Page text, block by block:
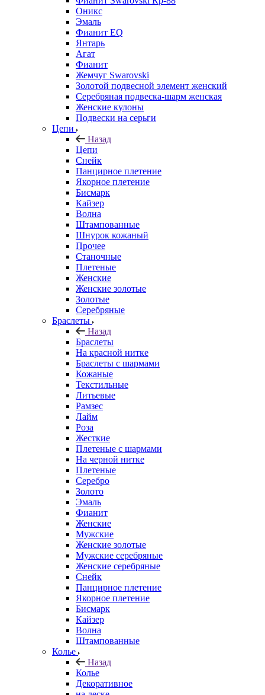
Оникс
Эмаль
Фианит EQ
Янтарь
Агат
Фианит
Жемчуг Swarovski
Золотой подвесной элемент женcкий
Серебряная подвеска-шарм женская
Женские кулоны
Подвески на серьги
Цепи
Назад
Цепи
Снейк
Панцирное плетение
Якорное плетение
Бисмарк
Кайзер
Волна
Штампованные
Шнурок кожаный
Прочее
Станочные
Плетеные
Женские
Женские золотые
Золотые
Серебряные
Браслеты
Назад
Браслеты
На красной нитке
Браслеты с шармами
Кожаные
Текстильные
Литьевые
Рамзес
Лайм
Роза
Жесткие
Плетеные с шармами
На черной нитке
Плетеные
Серебро
Золото
Эмаль
Фианит
Женские
Мужские
Женские золотые
Мужские серебряные
Женские серебряные
Снейк
Панцирное плетение
Якорное плетение
Бисмарк
Кайзер
Волна
Штампованные
Колье
Назад
Колье
Декоративное